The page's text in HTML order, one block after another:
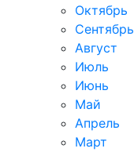
Октябрь
Сентябрь
Август
Июль
Июнь
Май
Апрель
Март